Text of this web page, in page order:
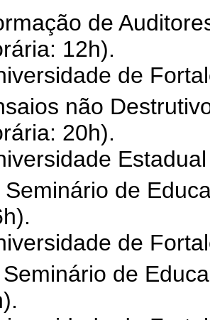
de
12h).
de
não
20h).
Seminário de
de
Seminário de